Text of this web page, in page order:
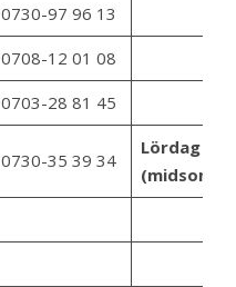
0730-97 96 13
0708-12 01 08
0703-28 81 45
0730-35 39 34
Lördag